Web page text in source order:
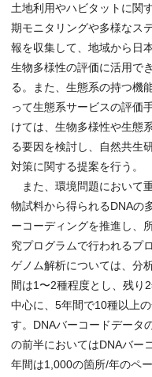
土地利用やハビタットに関
期モニタリングや多様なス
報を収集して、地域から日
生物多様性の評価に活用で
る。また、生態系の持つ機
って生態系サービスの評価
けては、生物多様性や生態
る要因を検討し、自然共生
対策に関する提案を行う。
また、環境問題において
物試料から得られるDNAの
ーコーディングを推進し、
究プログラムで行われるプ
ゲノム解析については、分
間は1〜2種程度とし、残り
中心に、5年間で10種以上
す。DNAバーコードデータ
の前半においてはDNAバー
年間は1,000の箇所/年のペ